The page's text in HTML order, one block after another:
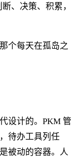
、决策、积累，
个每天在孤岛之
设计的。PKM 管
待办工具列任
被动的容器。人